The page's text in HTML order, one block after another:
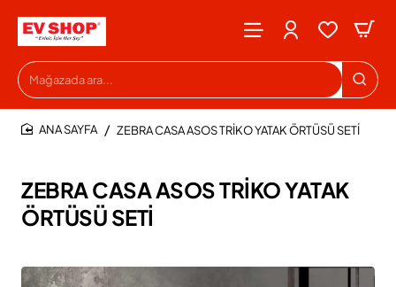
Mağazada
ara...
ZEBRA CASA ASOS TRİKO YATAK
ÖRTÜSÜ SETİ
ZEBRA CASA ASOS TRİKO YATAK ÖRTÜSÜ SETİ